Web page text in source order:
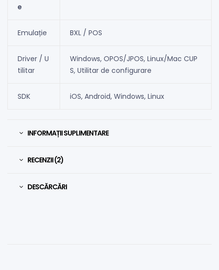
e
Emulație BXL / POS
Driver / U
tilitar
Windows, OPOS/JPOS, Linux/Mac CUP
S, Utilitar de configurare
SDK iOS, Android, Windows, Linux
INFORMAȚII SUPLIMENTARE
RECENZII (2)
DESCĂRCĂRI